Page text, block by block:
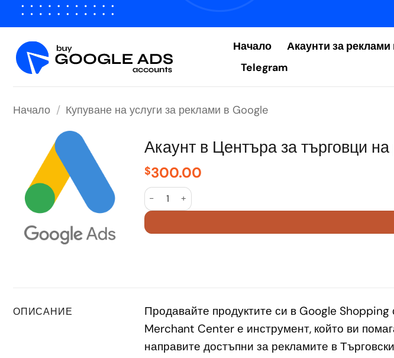
Преминаване
Начало Акаунти за реклами
Telegram
Начало / Купуване на услуги за реклами в Google
Акаунт в Центъра за търговци
$300.00
количество за Google Ads Merchant Center Account
ОПИСАНИЕ
Продавайте продуктите си в Google
Merchant Center е инструмент, който ви
направите достъпни за рекламите в